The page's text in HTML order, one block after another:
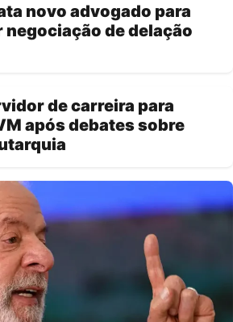
novo advogado para
de delação
de carreira para
após debates sobre